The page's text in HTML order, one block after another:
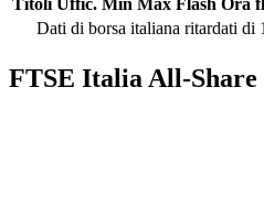
Dati di borsa italiana ritardati di
FTSE Italia All-Share